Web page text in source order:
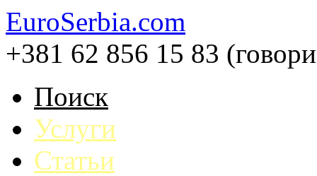
EuroSerbia.com
+381 62 856 15 83
Поиск
Услуги
Статьи